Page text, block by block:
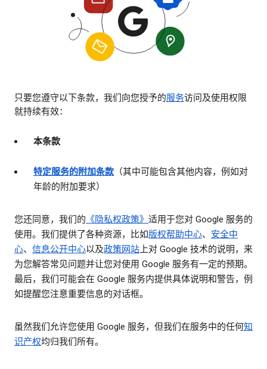
只要您遵守以下条款，我们向您授予的服务访问及使用权限
就持续有效：
本条款
特定服务的附加条款 （其中可能包含其他内容，例如对
年龄的附加要求）
您还同意，我们的 《隐私权政策》 适用于您对 Google 服务的
使用。我们提供了各种资源，比如版权帮助中心、 安全中
心、 信息公开中心以及政策网站上对 Google 技术的说明，来
为您解答常见问题并让您对使用 Google 服务有一定的预期。
最后，我们可能会在 Google 服务内提供具体说明和警告，例
如提醒您注意重要信息的对话框。
虽然我们允许您使用 Google 服务，但我们在服务中的任何知
识产权均归我们所有。